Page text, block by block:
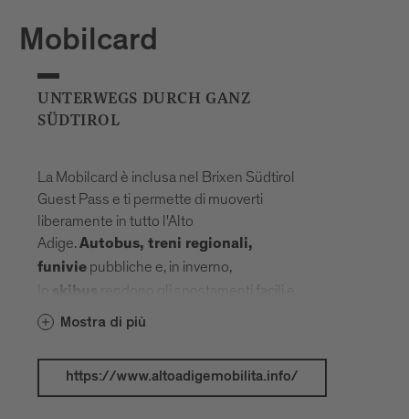
Mobilcard
UNTERWEGS DURCH GANZ
SÜDTIROL
La Mobilcard è inclusa nel Brixen Südtirol
Guest Pass e ti permette di muoverti
liberamente in tutto l'Alto
Adige.Autobus, treni regionali,
funivie pubbliche e, in inverno,
skibus
rendono gli spostamenti facili e
spontanei. Il raggio d'azione si allarga, la
Attrazioni, paesaggi e altitudini si
avvicinano, collegati da una rete che ti
trasporta senza fermarti. Sono inclusi i
Mostra di più
https://www.altoadigemobilita.info/